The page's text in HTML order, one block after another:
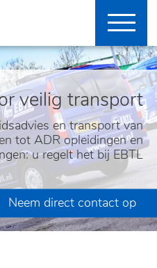
veilig transport
en transport van
tot ADR opleidingen en
u regelt het bij EBTL
Neem direct contact op